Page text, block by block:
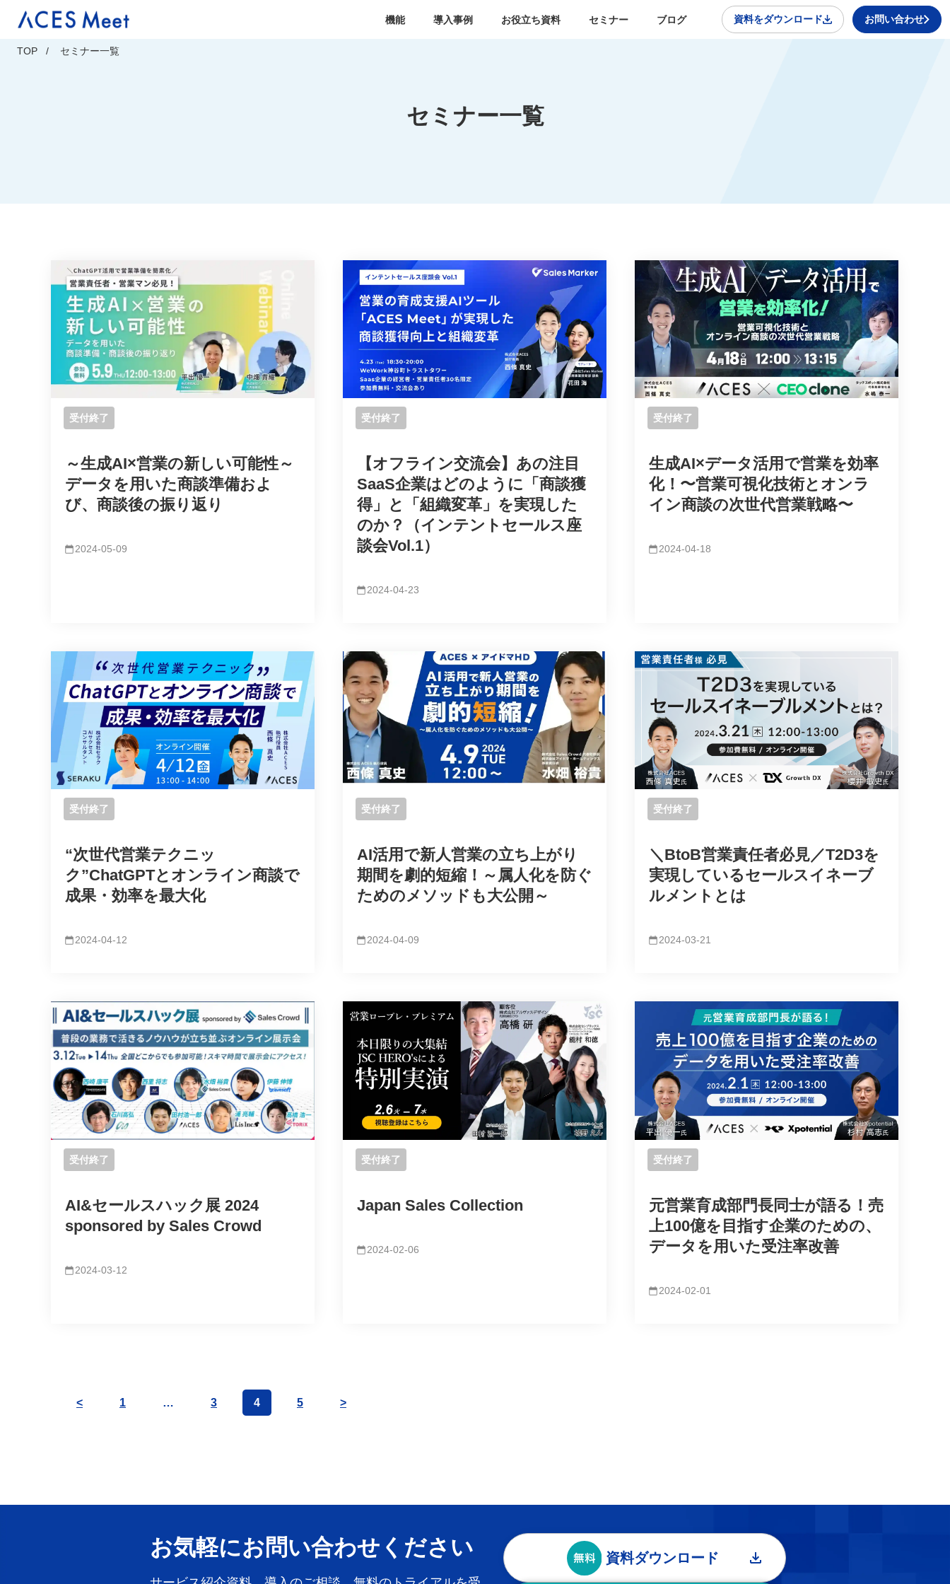
機能 導入事例 お役立ち資料 セミナー ブログ 資料をダウンロード お問い合わせ
セミナー一覧
TOP セミナー一覧
受付終了
～生成AI×営業の新しい可能性～
データを用いた商談準備およ
び、商談後の振り返り
2024-05-09
受付終了
【オフライン交流会】あの注目
SaaS企業はどのように「商談獲
得」と「組織変革」を実現した
のか？（インテントセールス座
談会Vol.1）
2024-04-23
受付終了
生成AI×データ活用で営業を効率
化！〜営業可視化技術とオンラ
イン商談の次世代営業戦略〜
2024-04-18
受付終了
“次世代営業テクニッ
ク”ChatGPTとオンライン商談で
成果・効率を最大化
2024-04-12
受付終了
AI活用で新人営業の立ち上がり
期間を劇的短縮！～属人化を防ぐ
ためのメソッドも大公開～
2024-04-09
受付終了
＼BtoB営業責任者必見／T2D3を
実現しているセールスイネーブ
ルメントとは
2024-03-21
受付終了
AI&セールスハック展 2024
sponsored by Sales Crowd
2024-03-12
受付終了
Japan Sales Collection
2024-02-06
受付終了
元営業育成部門長同士が語る！売
上100億を目指す企業のための、
データを用いた受注率改善
2024-02-01
< 1 … 3 4 5 >
お気軽にお問い合わせください 資料ダウンロード